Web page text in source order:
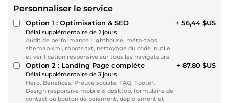
Personnaliser le service
Option 1 : Optimisation & SEO
Délai supplémentaire de 2 jours
Audit de performance Lighthouse, méta-tags,
sitemap.xml, robots.txt, nettoyage du code inutile
et vérification responsive sur tous les navigateurs.
+ 56,44 $US
Option 2 : Landing Page complète
Délai supplémentaire de 3 jours
Hero, Bénéfices, Preuve sociale, FAQ, Footer.
Design responsive mobile & desktop, formulaire de
contact ou bouton de paiement, déploiement et
+ 87,80 $US